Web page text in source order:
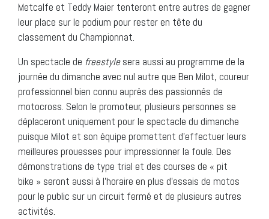
Metcalfe et Teddy Maier tenteront entre autres de gagner
leur place sur le podium pour rester en tête du
classement du Championnat.
Un spectacle de freestylesera aussi au programme de la
journée du dimanche avec nul autre que Ben Milot, coureur
professionnel bien connu auprès des passionnés de
motocross. Selon le promoteur, plusieurs personnes se
déplaceront uniquement pour le spectacle du dimanche
puisque Milot et son équipe promettent d’effectuer leurs
meilleures prouesses pour impressionner la foule. Des
démonstrations de type trial et des courses de « pit
bike » seront aussi à l’horaire en plus d’essais de motos
pour le public sur un circuit fermé et de plusieurs autres
activités.